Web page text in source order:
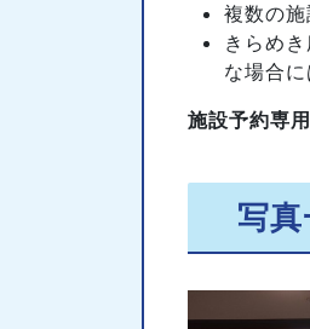
複数の
きらめ
な場合
施設予約専
写